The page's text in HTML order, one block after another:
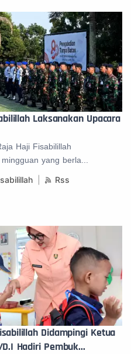
Laksanakan Upacara
Haji Fisabilillah
yang berla...
Rss
Didampingi Ketua
Hadiri Pembuk...